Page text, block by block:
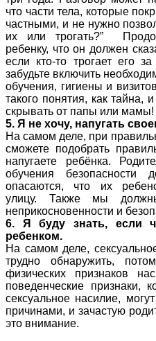
что части тела, которые
частными, и не нужно
их или трогать?”
ребенку, что он должен
если кто-то трогает его
забудьте включить
обучения, гигиены и
такого понятия, как тайна,
скрывать от папы или мамы!
5. Я не хочу, напугать
На самом деле, при
сможете подобрать
напугаете ребёнка.
обучения
опасаются, что их
улицу. Также мы
неприкосновенности и
6. Я буду знать, если
ребенком.
На самом деле,
трудно обнаружить,
физических признаков
поведенческие признаки,
сексуальное насилие,
причинами, и зачастую
это внимание.